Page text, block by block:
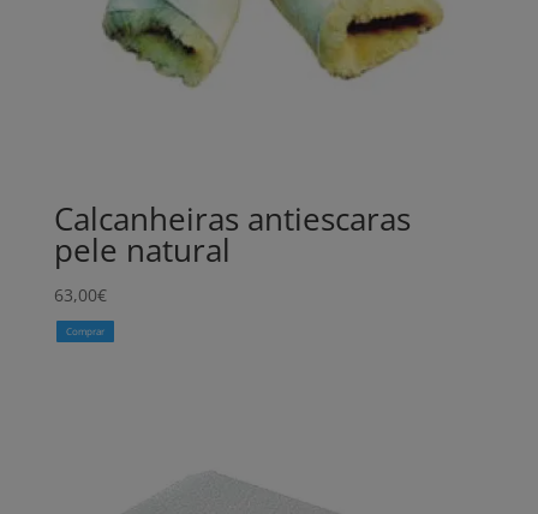
Calcanheiras antiescaras
pele natural
63,00€
Comprar